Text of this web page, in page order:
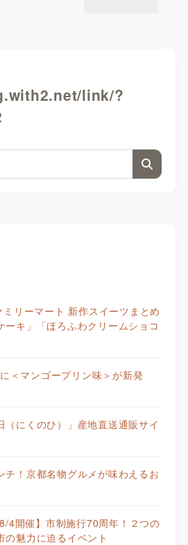
link/?
ミリーマート 新作スイーツまとめ
ーキ」「ほろふわクリームショコ
＜マンゴープリン味＞が新発
（にくのひ）」産地直送通販サイ
チ！京都名物グルメが味わえるお
4開催】市制施行70周年！２つの
の魅力に迫るイベント